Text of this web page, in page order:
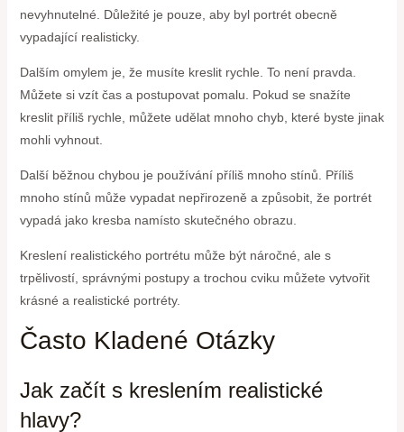
nevyhnutelné. Důležité je pouze, aby byl portrét obecně
vypadající realisticky.
Dalším omylem je, že musíte kreslit rychle. To není pravda.
Můžete si vzít čas a postupovat pomalu. Pokud se snažíte
kreslit příliš rychle, můžete udělat mnoho chyb, které byste jinak
mohli vyhnout.
Další běžnou chybou je používání příliš mnoho stínů. Příliš
mnoho stínů může vypadat nepřirozeně a způsobit, že portrét
vypadá jako kresba namísto skutečného obrazu.
Kreslení realistického portrétu může být náročné, ale s
trpělivostí, správnými postupy a trochou cviku můžete vytvořit
krásné a realistické portréty.
Často Kladené Otázky
Jak začít s kreslením realistické
hlavy?